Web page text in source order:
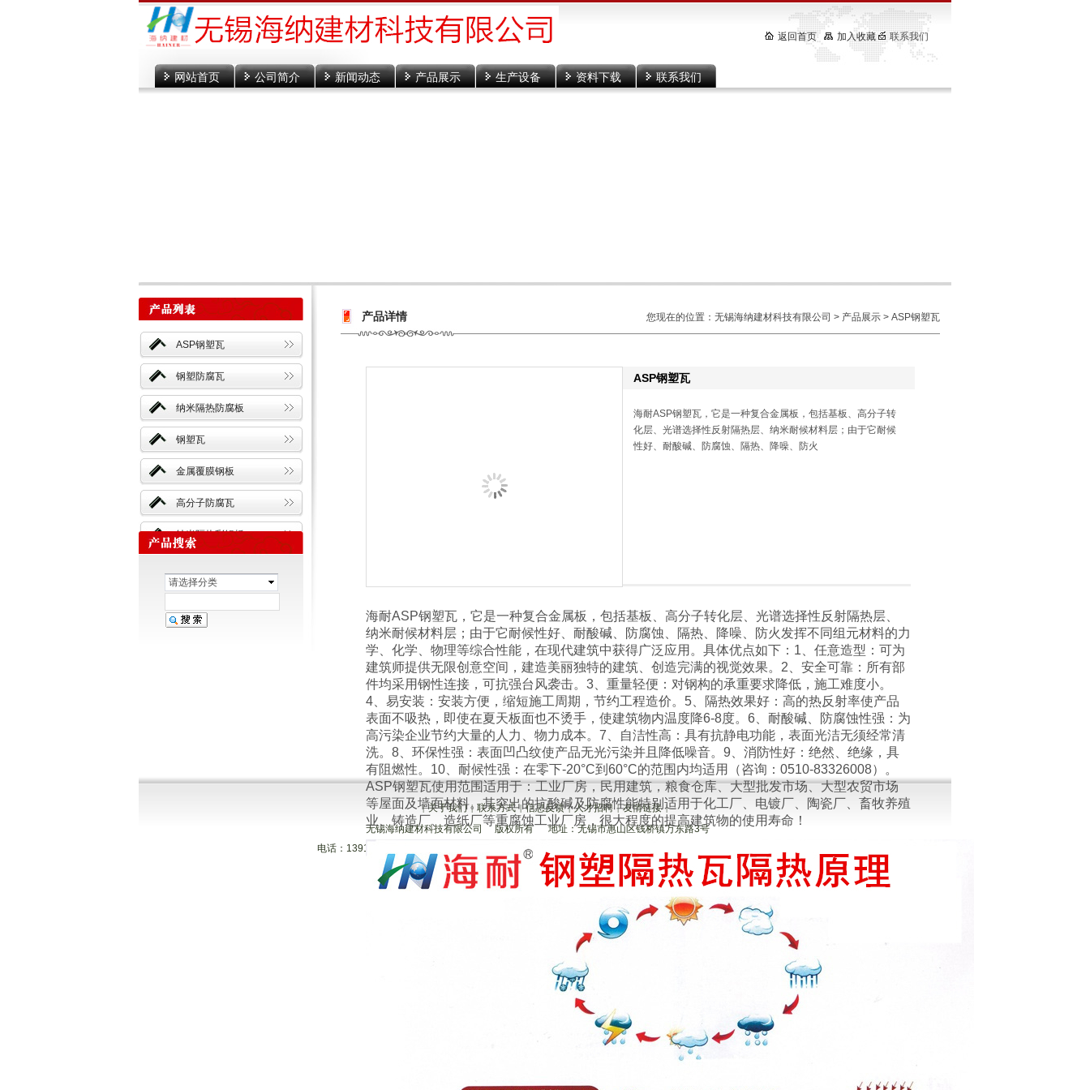
网站首页 公司简介 新闻动态 产品展示 生产设备 资料下载 联系我们
返回首页 加入收藏 联系我们
产品详情
ASP钢塑瓦
钢塑防腐瓦
纳米隔热防腐板
钢塑瓦
金属覆膜钢板
高分子防腐瓦
纳米隔热彩铝板
您现在的位置： 无锡海纳建材科技有限公司 > 产品展示 > ASP钢塑瓦
请选择分类
ASP钢塑瓦
海耐ASP钢塑瓦，它是一种复合金属板，包括基板、高分子转
化层、光谱选择性反射隔热层、纳米耐候材料层；由于它耐候
性好、耐酸碱、防腐蚀、隔热、降噪、防火
海耐ASP钢塑瓦，它是一种复合金属板，包括基板、高分子转化层、光谱选择性反射隔热层、
纳米耐候材料层；由于它耐候性好、耐酸碱、防腐蚀、隔热、降噪、防火发挥不同组元材料的力
学、化学、物理等综合性能，在现代建筑中获得广泛应用。具体优点如下：1、任意造型：可为
建筑师提供无限创意空间，建造美丽独特的建筑、创造完满的视觉效果。2、安全可靠：所有部
件均采用钢性连接，可抗强台风袭击。3、重量轻便：对钢构的承重要求降低，施工难度小。
4、易安装：安装方便，缩短施工周期，节约工程造价。5、隔热效果好：高的热反射率使产品
表面不吸热，即使在夏天板面也不烫手，使建筑物内温度降6-8度。6、耐酸碱、防腐蚀性强：为
高污染企业节约大量的人力、物力成本。7、自洁性高：具有抗静电功能，表面光洁无须经常清
洗。8、环保性强：表面凹凸纹使产品无光污染并且降低噪音。9、消防性好：绝然、绝缘，具
有阻燃性。10、耐候性强：在零下-20°C到60°C的范围内均适用（咨询：0510-83326008）。
ASP钢塑瓦使用范围适用于：工业厂房，民用建筑，粮食仓库、大型批发市场、大型农贸市场
等屋面及墙面材料。其突出的抗酸碱及防腐性能特别适用于化工厂、电镀厂、陶瓷厂、畜牧养殖
业、铸造厂、造纸厂等重腐蚀工业厂房，很大程度的提高建筑物的使用寿命！
|关于我们 | 联系方式 |信息反馈 |人才招聘 |友情链接 |
无锡海纳建材科技有限公司 版权所有 地址：无锡市惠山区钱桥镇万东路3号
电话：13915266009 本站关键词：
钢塑